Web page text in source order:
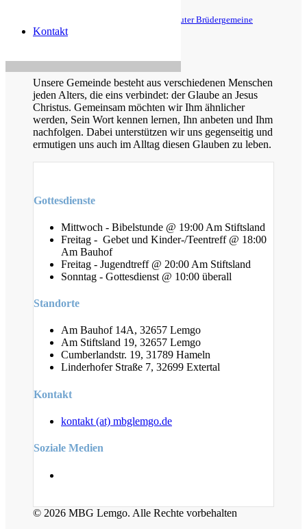
Kontakt
© Evangelische Brüder-Unität – Herrnhuter Brüdergemeine
Weitere Informationen finden Sie hier
Unsere Gemeinde besteht aus verschiedenen Menschen
jeden Alters, die eins verbindet: der Glaube an Jesus
Christus. Gemeinsam möchten wir Ihm ähnlicher
werden, Sein Wort kennen lernen, Ihn anbeten und Ihm
nachfolgen. Dabei unterstützen wir uns gegenseitig und
ermutigen uns auch im Alltag diesen Glauben zu leben.
Gottesdienste
Mittwoch - Bibelstunde @ 19:00 Am Stiftsland
Freitag - Gebet und Kinder-/Teentreff @ 18:00
Am Bauhof
Freitag - Jugendtreff @ 20:00 Am Stiftsland
Sonntag - Gottesdienst @ 10:00 überall
Standorte
Am Bauhof 14A, 32657 Lemgo
Am Stiftsland 19, 32657 Lemgo
Cumberlandstr. 19, 31789 Hameln
Linderhofer Straße 7, 32699 Extertal
Kontakt
kontakt (at) mbglemgo.de
Soziale Medien
© 2026 MBG Lemgo. Alle Rechte vorbehalten